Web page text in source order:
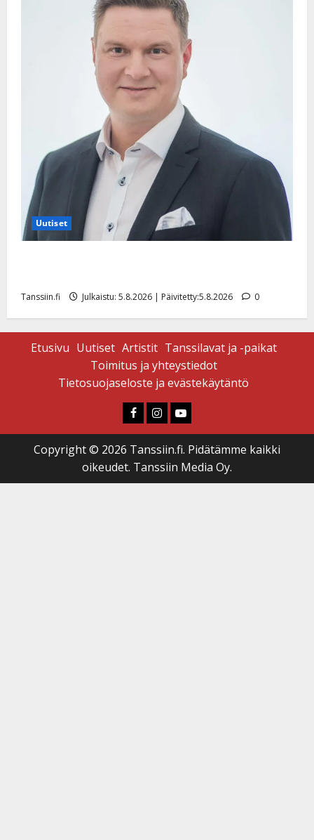
Uutiset
Tanssiin.fi Julkaistu: 5.8.2026 | Päivitetty:5.8.2026 0
Etusivu Uutiset Artistit Tanssilavat ja -paikat
Toimitus ja yhteystiedot
Tietosuojaseloste ja evästekäytäntö
Faceboook
Instagram
Youtube
Copyright © 2026 Tanssiin.fi. Pidätämme kaikki
oikeudet. Tanssiin Media Oy.